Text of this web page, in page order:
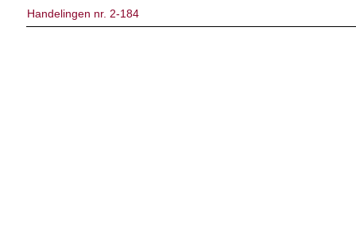
Handelingen nr. 2-184